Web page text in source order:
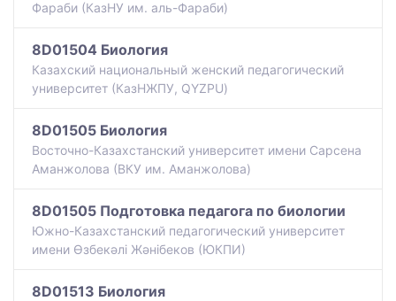
Фараби (КазНУ им. аль-Фараби)
8D01504 Биология
Казахский национальный женский педагогический
университет (КазНЖПУ, QYZPU)
8D01505 Биология
Восточно-Казахстанский университет имени Сарсена
Аманжолова (ВКУ им. Аманжолова)
8D01505 Подготовка педагога по биологии
Южно-Казахстанский педагогический университет
имени Өзбекәлі Жәнібеков (ЮКПИ)
8D01513 Биология